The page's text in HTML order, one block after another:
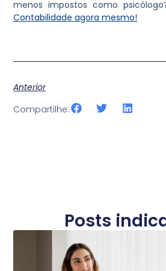
menos impostos como
Contabilidade agora mesmo!
Anterior
Compartilhe:
Posts